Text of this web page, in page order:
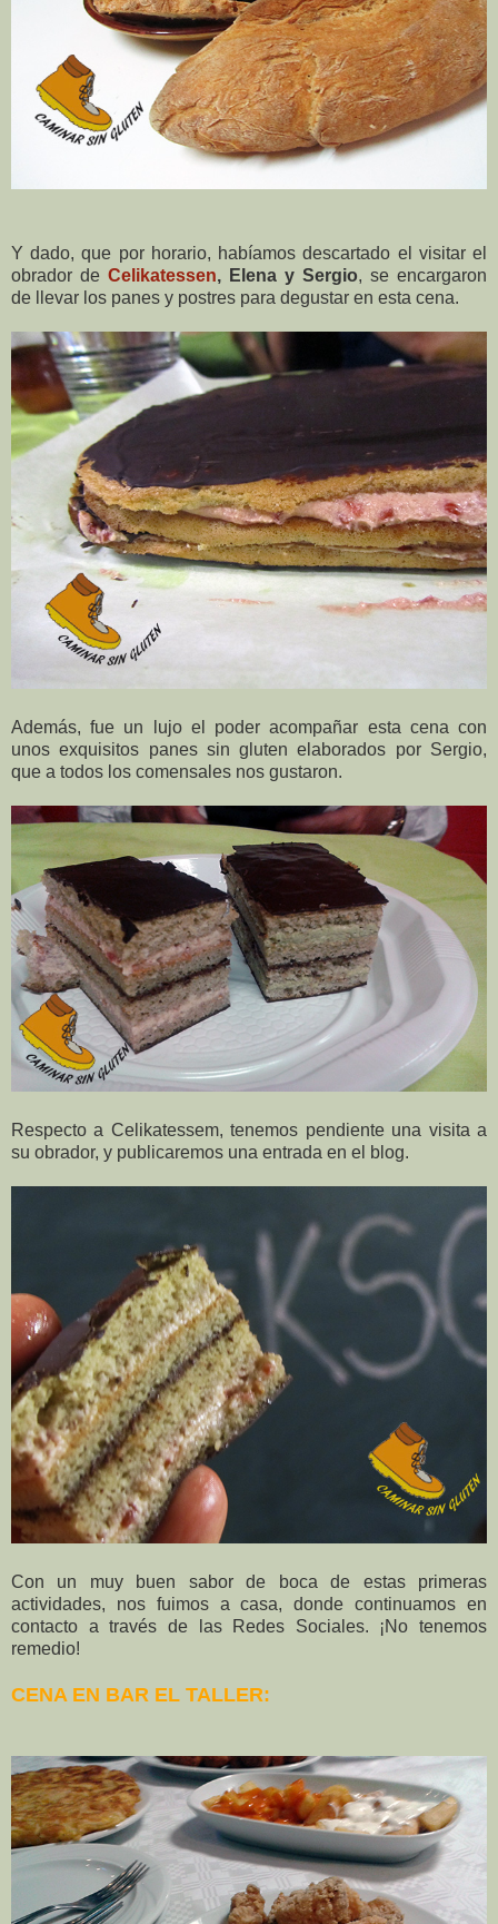
Y dado, que por horario, habíamos descartado el visitar el
obrador de Celikatessen, Elena y Sergio, se encargaron
de llevar los panes y postres para degustar en esta cena.
Además, fue un lujo el poder acompañar esta cena con
unos exquisitos panes sin gluten elaborados por Sergio,
que a todos los comensales nos gustaron.
Respecto a Celikatessem, tenemos pendiente una visita a
su obrador, y publicaremos una entrada en el blog.
Con un muy buen sabor de boca de estas primeras
actividades, nos fuimos a casa, donde continuamos en
contacto a través de las Redes Sociales. ¡No tenemos
remedio!
CENA EN BAR EL TALLER: